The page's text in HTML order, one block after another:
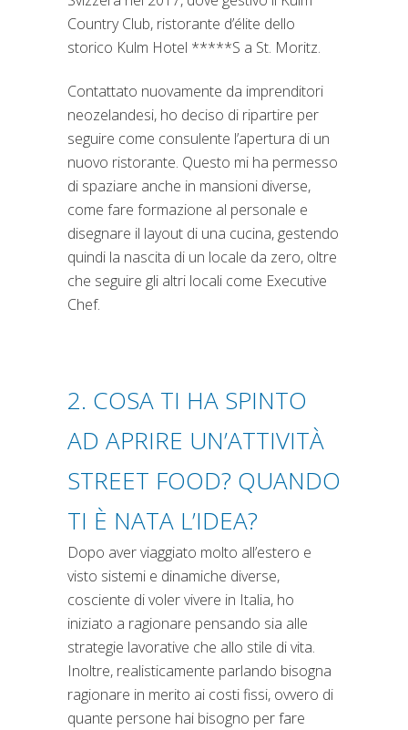
Country Club, ristorante d’élite dello
storico Kulm Hotel *****S a St. Moritz.
Contattato nuovamente da imprenditori
neozelandesi, ho deciso di ripartire per
seguire come consulente l’apertura di un
nuovo ristorante. Questo mi ha permesso
di spaziare anche in mansioni diverse,
come fare formazione al personale e
disegnare il layout di una cucina, gestendo
quindi la nascita di un locale da zero, oltre
che seguire gli altri locali come Executive
Chef.
2. COSA TI HA SPINTO
AD APRIRE UN’ATTIVITÀ
STREET FOOD? QUANDO
TI È NATA L’IDEA?
Dopo aver viaggiato molto all’estero e
visto sistemi e dinamiche diverse,
cosciente di voler vivere in Italia, ho
iniziato a ragionare pensando sia alle
strategie lavorative che allo stile di vita.
Inoltre, realisticamente parlando bisogna
ragionare in merito ai costi fissi, ovvero di
quante persone hai bisogno per fare